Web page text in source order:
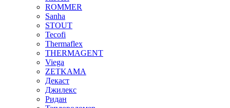
ROMMER
Sanha
STOUT
Tecofi
Thermaflex
THERMAGENT
Viega
ZETKAMA
Декаст
Джилекс
Ридан